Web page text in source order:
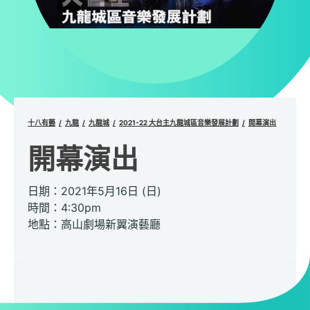
十八有藝 九龍 九龍城 2021-22 大台主九龍城區音樂發展計劃 開幕演出
開幕演出
日期：2021年5月16日 (日)
時間：4:30pm
地點：高山劇場新翼演藝廳